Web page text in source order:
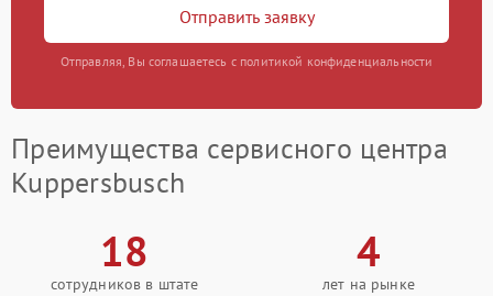
Отправить заявку
Отправляя, Вы соглашаетесь с политикой конфиденциальности
Преимущества сервисного центра
Kuppersbusch
18
сотрудников в штате
4
лет на рынке